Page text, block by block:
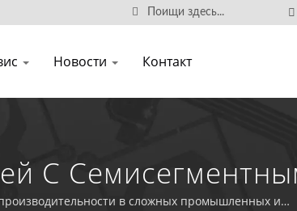
Новости Контакт
С
в сложных промышленных и